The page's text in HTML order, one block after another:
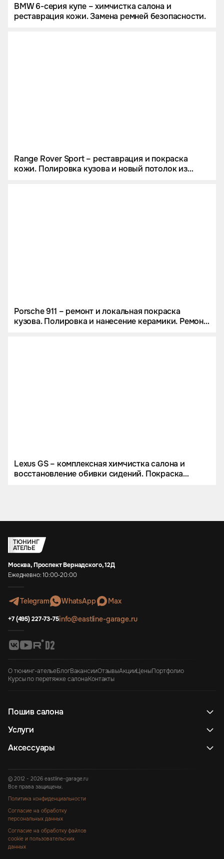
BMW 6-серия купе – химчистка салона и
реставрация кожи. Замена ремней безопасности.
Range Rover Sport – реставрация и покраска
кожи. Полировка кузова и новый потолок из
Porsche 911 – ремонт и локальная покраска
кузова. Полировка и нанесение керамики. Ремонт
Lexus GS – комплексная химчистка салона и
восстановление обивки сидений. Покраска
ТЮНИНГ
АТЕЛЬЕ
Москва, Проспект Вернадского, 12Д
Ежедневно: 10:00-20:00
Telegram WhatsApp Max
+7 (495) 227-73-75info@eastline-garage.ru
О тюнинг-ательеБлогВакансииОтзывыАкцииЦеныПортфолио
Курсы по перетяжке салонаКонтакты
Пошив салона
Услуги
Аксессуары
© 2012 - 2026 eastline-garage.ru
Все права защищены.
Политика конфиденциальности
Согласие на обработку
персональных данных
Согласие на обработку файлов
cookie и пользовательских
данных